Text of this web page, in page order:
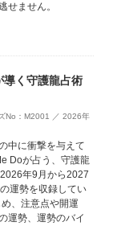
せません。
く守護龍占術
No：M2001 ／ 2026年
中に衝撃を与えて
Doが占う、守護龍
年9月から2027
運勢を収録してい
、注意点や開運
運勢、運勢のバイ